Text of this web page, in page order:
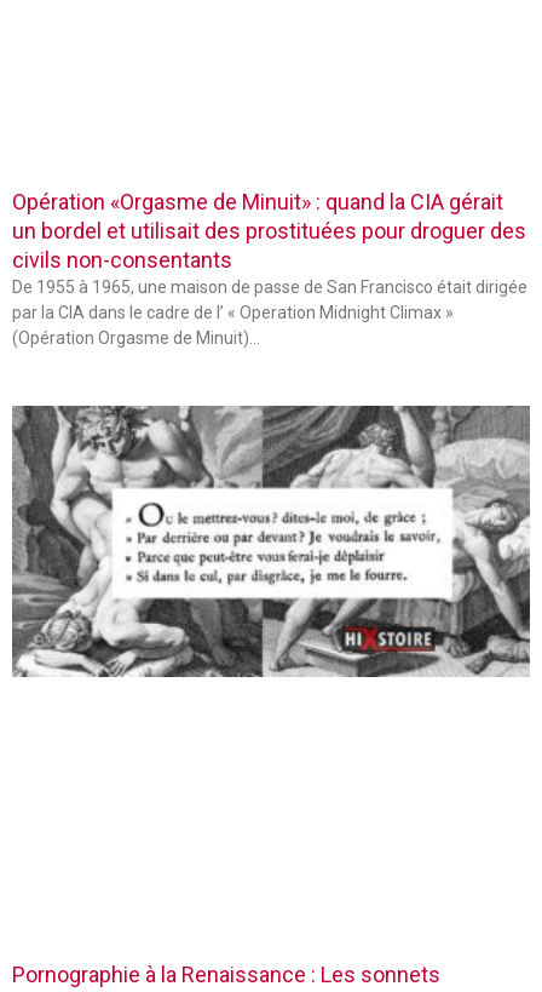
Opération «Orgasme de Minuit» : quand la CIA gérait
un bordel et utilisait des prostituées pour droguer des
civils non-consentants
De 1955 à 1965, une maison de passe de San Francisco était dirigée
par la CIA dans le cadre de l’ « Operation Midnight Climax »
(Opération Orgasme de Minuit)…
Pornographie à la Renaissance : Les sonnets